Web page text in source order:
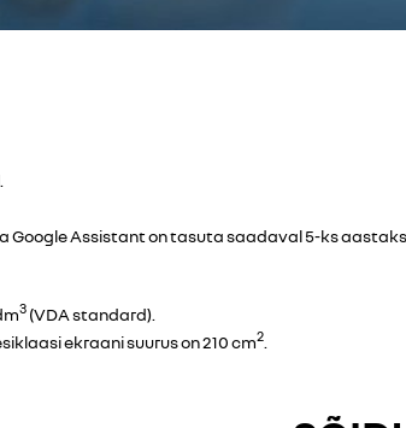
Google Assistant on tasuta saadaval 5-ks
3 (VDA standard).
ekraani suurus on 210 cm2